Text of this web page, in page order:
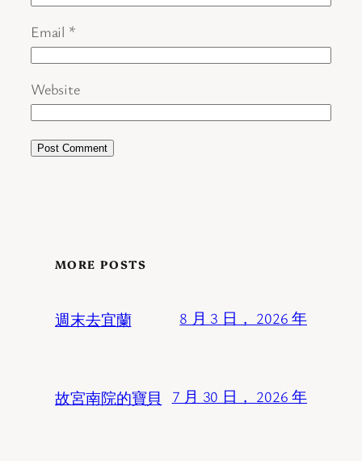
Email *
Website
MORE POSTS
週末去宜蘭 8 月 3 日， 2026 年
故宮南院的寶貝 7 月 30 日， 2026 年